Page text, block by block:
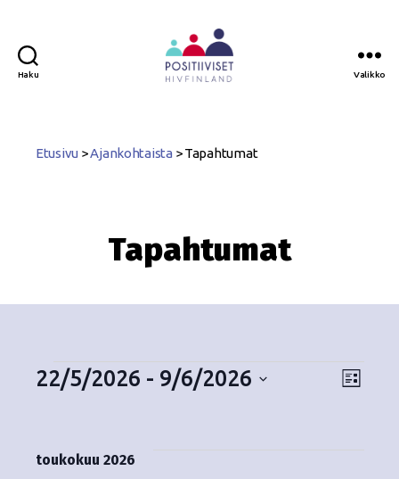
Haku Valikko
Etusivu >Ajankohtaista >Tapahtumat
Tapahtumat
NT
L
22/5/2026 - 9/6/2026
i
toukokuu 2026